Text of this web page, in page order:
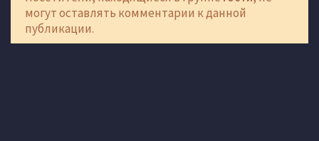
могут оставлять комментарии к данной
публикации.